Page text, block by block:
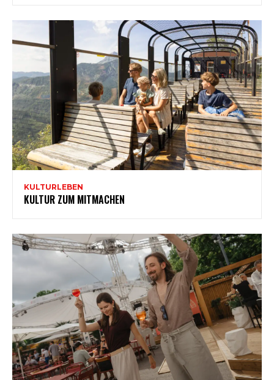
KULTURLEBEN
KULTUR ZUM MITMACHEN